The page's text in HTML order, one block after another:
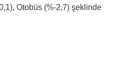
Otobüs (%-2,7) şeklinde